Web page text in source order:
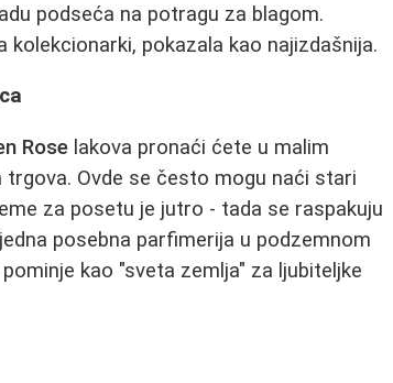
podseća na potragu za blagom.
pokazala kao najizdašnija.
Rose lakova pronaći ćete u malim
Ovde se često mogu naći stari
za posetu je jutro - tada se raspakuju
posebna parfimerija u podzemnom
kao "sveta zemlja" za ljubiteljke